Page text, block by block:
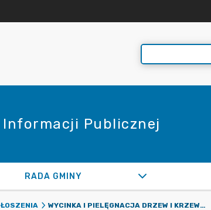
Publicznej
RADA GMINY
WYCINKA I PIELĘGNACJA DRZEW I KRZEWÓW NA TERENIE GMINY RASZYN W 2023 ROKU